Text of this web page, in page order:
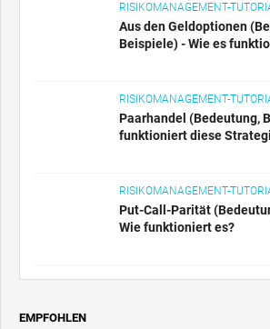
RISIKOMANAGEMENT-
Aus den Geldoptionen
Beispiele) - Wie es
RISIKOMANAGEMENT-
Paarhandel (Bedeutung,
funktioniert diese
RISIKOMANAGEMENT-
Put-Call-Parität
Wie funktioniert es?
EMPFOHLEN